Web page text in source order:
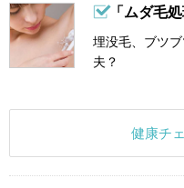
「ムダ毛
埋没毛、ブツ
夫？
健康チ